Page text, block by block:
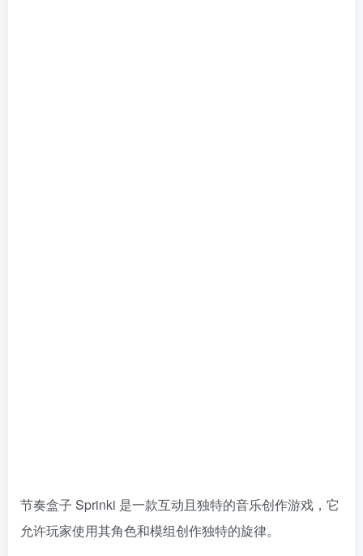
节奏盒子 Sprinki 是一款互动且独特的音乐创作游戏，它
允许玩家使用其角色和模组创作独特的旋律。